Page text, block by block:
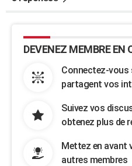
DEVENEZ MEMBRE EN
Connectez-vous
partagent vos
Suivez vos
obtenez plus de
Mettez en avant
autres membres